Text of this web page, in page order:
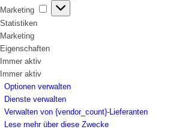
Marketing
Marketing
Statistiken
Marketing
Eigenschaften
Immer aktiv
Immer aktiv
Optionen verwalten
Dienste verwalten
Verwalten von {vendor_count}-Lieferanten
Lese mehr über diese Zwecke